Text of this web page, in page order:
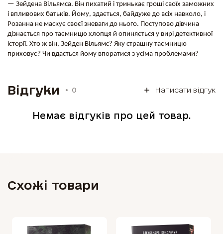
— Зейдена Вільямса. Він пихатий і тринькає гроші своїх заможних
і впливових батьків. Йому, здається, байдуже до всіх навколо, і
Розанна не маскує своєї зневаги до нього. Поступово дівчина
дізнається про таємницю хлопця й опиняється у вирі детективної
історії. Хто ж він, Зейден Вільямс? Яку страшну таємницю
приховує? Чи вдасться йому впоратися з усіма проблемами?
Відгуки 0 Написати відгук
Немає відгуків про цей товар.
Схожі товари